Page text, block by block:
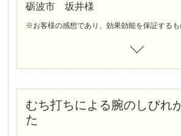
砺波市 坂井様
※お客様の感想であり、効果効能を保証するも
むち打ちによる腕のしびれ
た